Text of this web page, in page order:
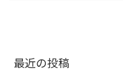
最近の投稿